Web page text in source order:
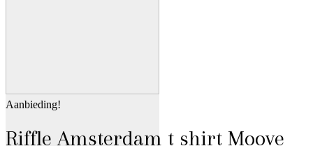
Aanbieding!
Riffle Amsterdam t shirt Moove